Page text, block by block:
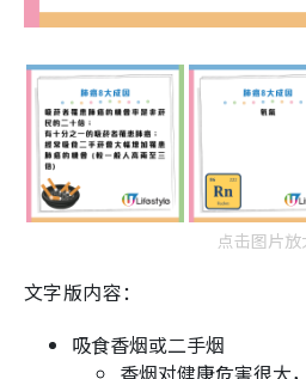
点击图片放
文字版内容：
吸食香烟或二手烟